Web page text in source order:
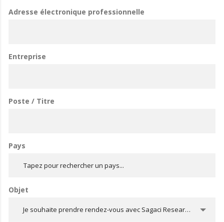
Adresse électronique professionnelle
Entreprise
Poste / Titre
Pays
Objet
Je souhaite prendre rendez-vous avec Sagaci Research